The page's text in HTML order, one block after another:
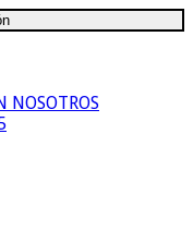
NOSOTROS